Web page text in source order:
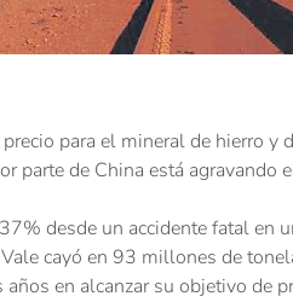
para el mineral de hierro y
parte de China está agravando
desde un accidente fatal en
cayó en 93 millones de
en alcanzar su objetivo de